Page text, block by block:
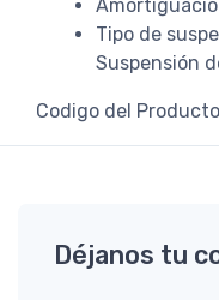
Tipo de
Suspensión
Codigo del
Déjanos tu